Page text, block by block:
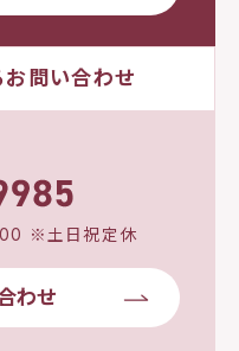
問い合わせ
※土日祝定休
わせ